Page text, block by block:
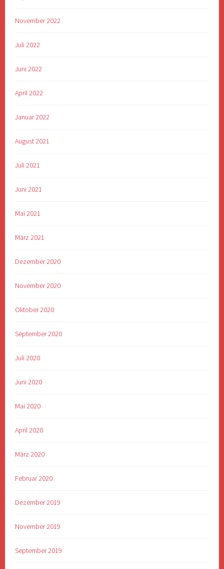
November 2022
Juli 2022
Juni 2022
April 2022
Januar 2022
August 2021
Juli 2021
Juni 2021
Mai 2021
März 2021
Dezember 2020
November 2020
Oktober 2020
September 2020
Juli 2020
Juni 2020
Mai 2020
April 2020
März 2020
Februar 2020
Dezember 2019
November 2019
September 2019